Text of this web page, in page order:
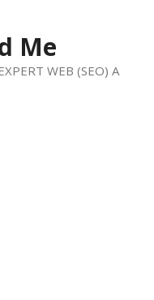
Me
WEB (SEO) A